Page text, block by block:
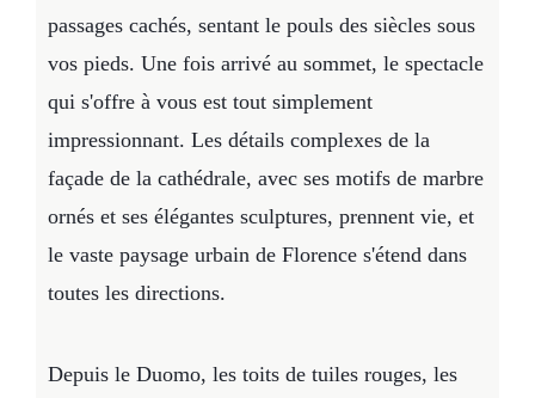
passages cachés, sentant le pouls des siècles sous
vos pieds. Une fois arrivé au sommet, le spectacle
qui s'offre à vous est tout simplement
impressionnant. Les détails complexes de la
façade de la cathédrale, avec ses motifs de marbre
ornés et ses élégantes sculptures, prennent vie, et
le vaste paysage urbain de Florence s'étend dans
toutes les directions.
Depuis le Duomo, les toits de tuiles rouges, les